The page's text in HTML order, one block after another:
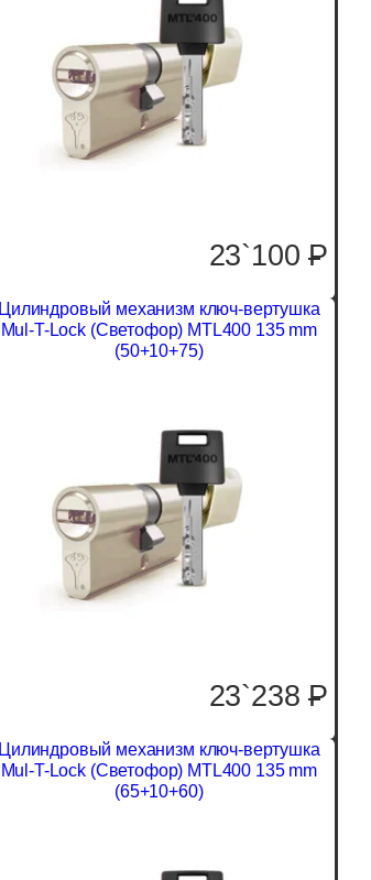
23`100P
Цилиндровый механизм ключ-вертушка
Mul-T-Lock (Светофор) MTL400 135 mm
(50+10+75)
23`238P
Цилиндровый механизм ключ-вертушка
Mul-T-Lock (Светофор) MTL400 135 mm
(65+10+60)